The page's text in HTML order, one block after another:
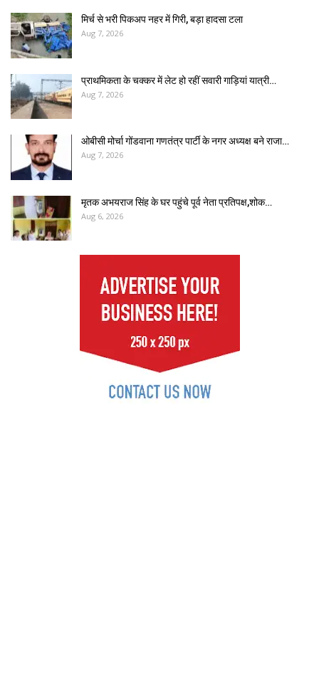
मिर्च से भरी पिकअप नहर में गिरी, बड़ा हादसा टला
Aug 7, 2026
प्राथमिकता के चक्कर में लेट हो रहीं सवारी गाड़ियां यात्री…
Aug 7, 2026
ओबीसी मोर्चा गोंडवाना गणतंत्र पार्टी के नगर अध्यक्ष बने राजा…
Aug 7, 2026
मृतक अभयराज सिंह के घर पहुंचे पूर्व नेता प्रतिपक्ष,शोक…
Aug 6, 2026